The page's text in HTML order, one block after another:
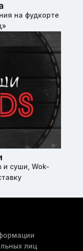
на фудкорте
и суши, Wok-
лиц